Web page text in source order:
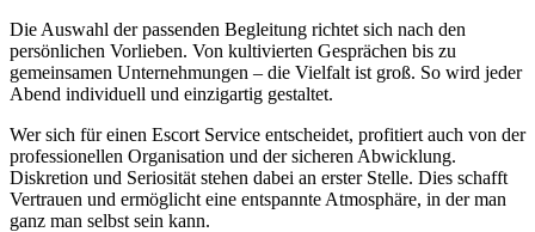
Die Auswahl der passenden Begleitung richtet sich nach den
persönlichen Vorlieben. Von kultivierten Gesprächen bis zu
gemeinsamen Unternehmungen – die Vielfalt ist groß. So wird jeder
Abend individuell und einzigartig gestaltet.
Wer sich für einen Escort Service entscheidet, profitiert auch von der
professionellen Organisation und der sicheren Abwicklung.
Diskretion und Seriosität stehen dabei an erster Stelle. Dies schafft
Vertrauen und ermöglicht eine entspannte Atmosphäre, in der man
ganz man selbst sein kann.